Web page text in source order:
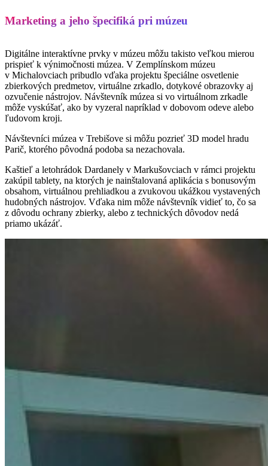
Marketing a jeho špecifiká pri múzeu
Digitálne interaktívne prvky v múzeu môžu takisto veľkou mierou
prispieť k výnimočnosti múzea. V Zemplínskom múzeu
v Michalovciach pribudlo vďaka projektu špeciálne osvetlenie
zbierkových predmetov, virtuálne zrkadlo, dotykové obrazovky aj
ozvučenie nástrojov. Návštevník múzea si vo virtuálnom zrkadle
môže vyskúšať, ako by vyzeral napríklad v dobovom odeve alebo
ľudovom kroji.
Návštevníci múzea v Trebišove si môžu pozrieť 3D model hradu
Parič, ktorého pôvodná podoba sa nezachovala.
Kaštieľ a letohrádok Dardanely v Markušovciach v rámci projektu
zakúpil tablety, na ktorých je nainštalovaná aplikácia s bonusovým
obsahom, virtuálnou prehliadkou a zvukovou ukážkou vystavených
hudobných nástrojov. Vďaka nim môže návštevník vidieť to, čo sa
z dôvodu ochrany zbierky, alebo z technických dôvodov nedá
priamo ukázáť.